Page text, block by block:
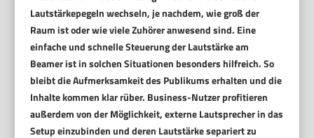
Lautstärkepegeln wechseln, je nachdem, wie groß der
Raum ist oder wie viele Zuhörer anwesend sind. Eine
einfache und schnelle Steuerung der Lautstärke am
Beamer ist in solchen Situationen besonders hilfreich. So
bleibt die Aufmerksamkeit des Publikums erhalten und die
Inhalte kommen klar rüber. Business-Nutzer profitieren
außerdem von der Möglichkeit, externe Lautsprecher in das
Setup einzubinden und deren Lautstärke separiert zu